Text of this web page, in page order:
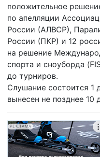
положительное
по апелляции
России (АЛВСР),
России (ПКР) и 12
на решение
спорта и сноуборда
до турниров.
Слушание состоится 1
вынесен не позднее 10
РЕКЛАМА